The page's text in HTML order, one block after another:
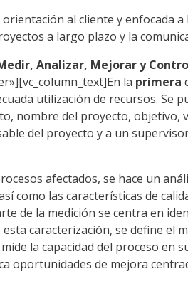
al cliente y enfocada
a largo plazo y la
Analizar, Mejorar y
la primera
utilización de recursos. Se
nombre del proyecto, objetivo,
del proyecto y a un
afectados, se hace un
como las características de
de la medición se centra en
caracterización, se define el
la capacidad del proceso en
oportunidades de mejora